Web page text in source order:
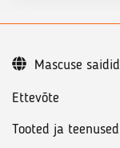
Ettevõte
Tooted ja teenused
Mascuse saidid